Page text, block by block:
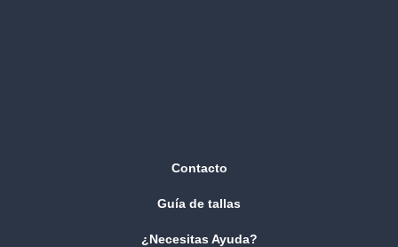
Contacto
Guía de tallas
¿Necesitas Ayuda?